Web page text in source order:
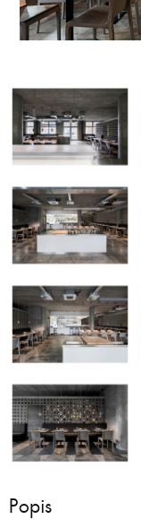
Popis